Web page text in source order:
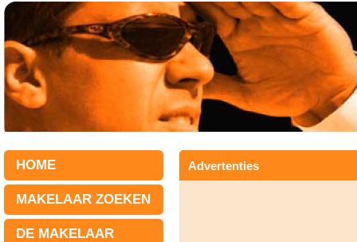
HOME
MAKELAAR ZOEKEN
DE MAKELAAR
Advertenties